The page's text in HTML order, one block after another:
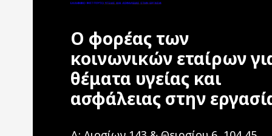
Ο φορέας των
κοινωνικών εταίρων
θέματα υγείας και
ασφάλειας στην